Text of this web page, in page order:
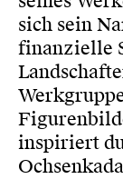
sich sein
finanzielle
inspiriert